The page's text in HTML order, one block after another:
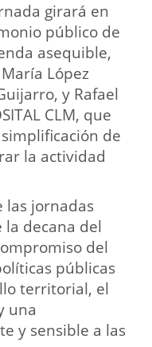
girará en
público de
asequible,
López
y Rafael
CLM, que
de
la actividad
las jornadas
decana del
del
públicas
territorial, el
una
y sensible a las